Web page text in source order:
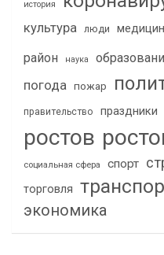
история
культура люди
район
наука
погода пожар
правительство праздники
ростов
социальная сфера спорт
торговля
экономика